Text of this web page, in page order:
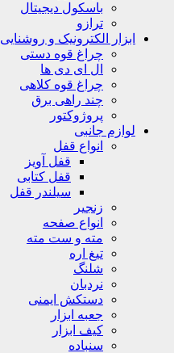
باسکول دیجیتال
ترازو
ابزار الکترونیک و روشنایی
چراغ قوه دستی
ال ای دی ها
چراغ قوه کلاهی
چند راهی برق
پروژوکتور
لوازم جانبی
انواع قفل
قفل آویز
قفل کتابی
سیلندر قفل
زنجیر
انواع صفحه
مته و ست مته
تیغ اره
شلنگ
نردبان
دستکش ایمنی
جعبه ابزار
کیف ابزار
سنباده